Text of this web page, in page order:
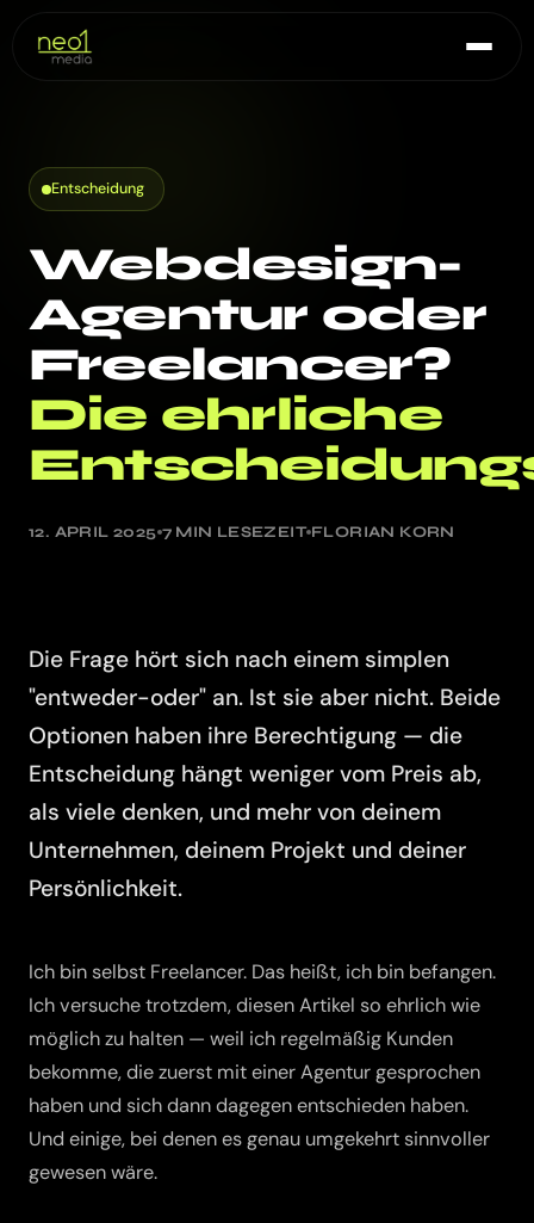
Entscheidung
Webdesign-
Agentur oder
Freelancer?
Die ehrliche
12. APRIL 2025 7 MIN LESEZEIT FLORIAN KORN
Die Frage hört sich nach einem simplen
"entweder-oder" an. Ist sie aber nicht. Beide
Optionen haben ihre Berechtigung — die
Entscheidung hängt weniger vom Preis ab,
als viele denken, und mehr von deinem
Unternehmen, deinem Projekt und deiner
Persönlichkeit.
Ich bin selbst Freelancer. Das heißt, ich bin befangen.
Ich versuche trotzdem, diesen Artikel so ehrlich wie
möglich zu halten — weil ich regelmäßig Kunden
bekomme, die zuerst mit einer Agentur gesprochen
haben und sich dann dagegen entschieden haben.
Und einige, bei denen es genau umgekehrt sinnvoller
gewesen wäre.